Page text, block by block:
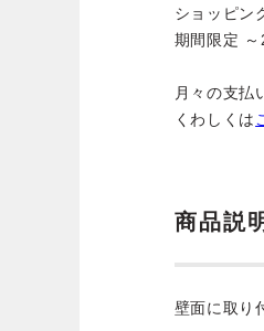
ショッピン
期間限定
月々の支払
くわしくは
商品説
壁面に取り